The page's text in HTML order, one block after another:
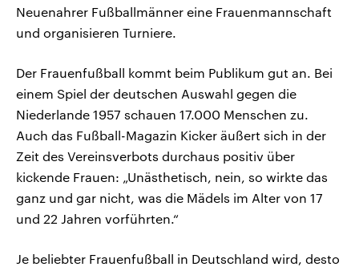
Neuenahrer Fußballmänner eine Frauenmannschaft
und organisieren Turniere.
Der Frauenfußball kommt beim Publikum gut an. Bei
einem Spiel der deutschen Auswahl gegen die
Niederlande 1957 schauen 17.000 Menschen zu.
Auch das Fußball-Magazin Kicker äußert sich in der
Zeit des Vereinsverbots durchaus positiv über
kickende Frauen: „Unästhetisch, nein, so wirkte das
ganz und gar nicht, was die Mädels im Alter von 17
und 22 Jahren vorführten.“
Je beliebter Frauenfußball in Deutschland wird, desto